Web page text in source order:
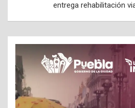
entrega rehabilitación